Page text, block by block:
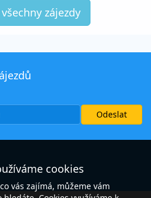
zájezdy
cookies
vás zajímá, můžeme vám